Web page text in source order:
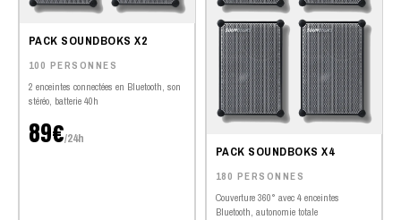
PACK SOUNDBOKS X2
100 PERSONNES
2 enceintes connectées en Bluetooth, son
stéréo, batterie 40h
89€/24h
PACK SOUNDBOKS X4
180 PERSONNES
Couverture 360° avec 4 enceintes
Bluetooth, autonomie totale